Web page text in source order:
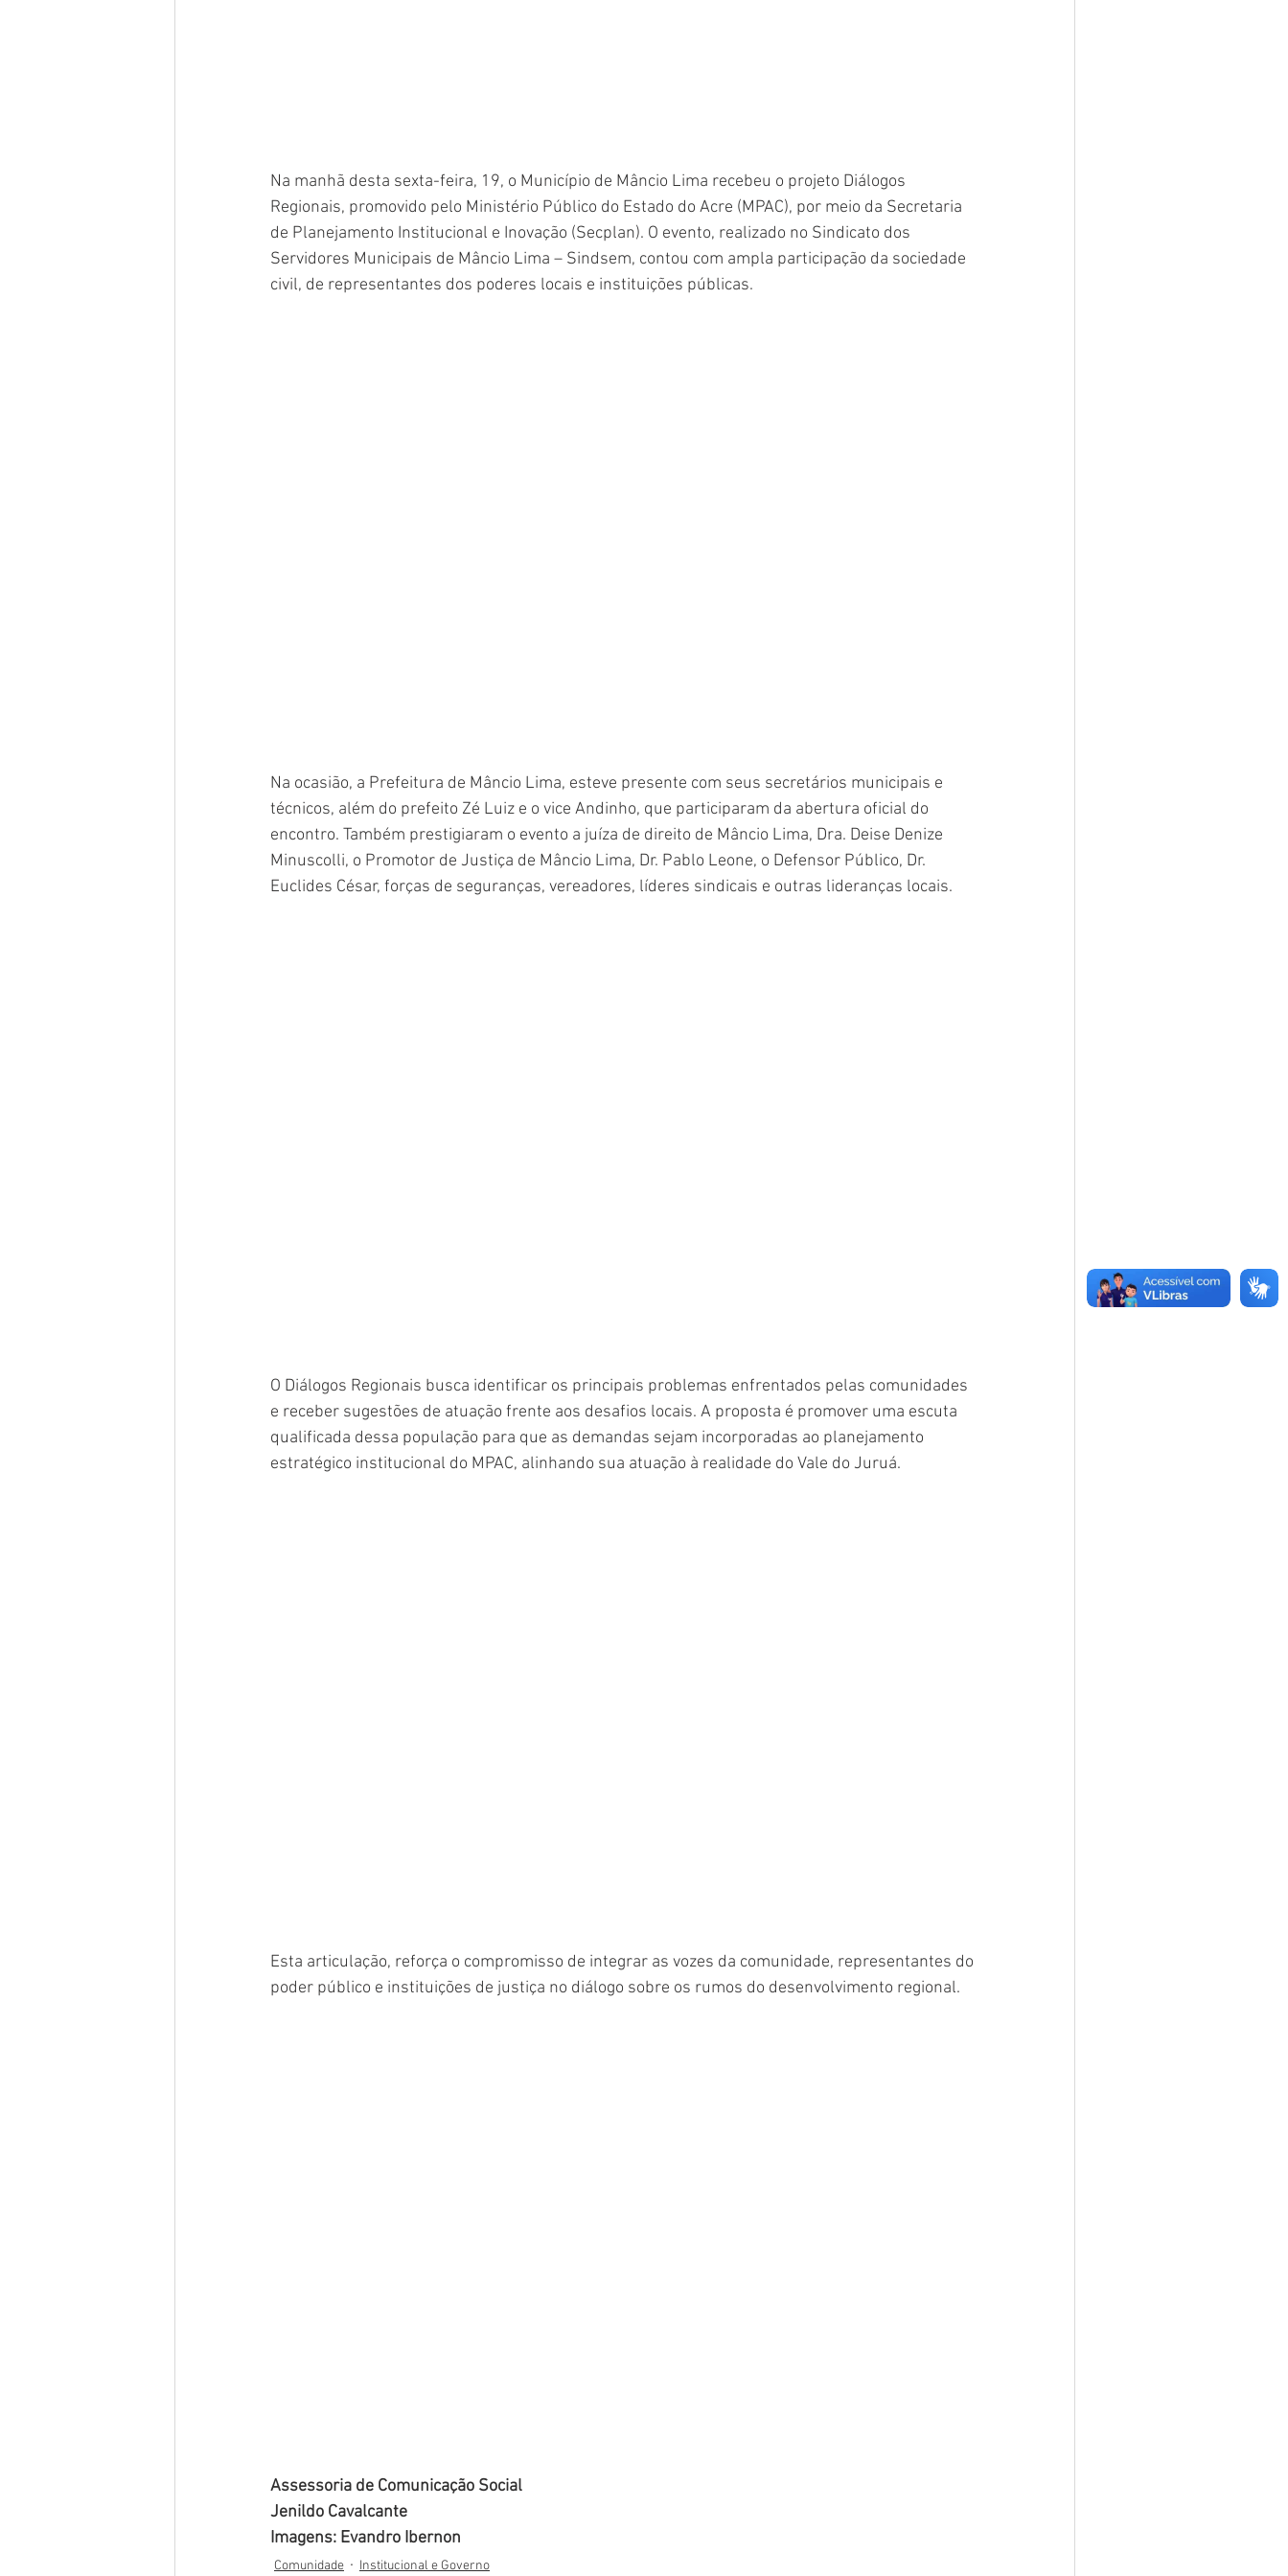
Na manhã desta sexta-feira, 19, o Município de Mâncio Lima recebeu o projeto Diálogos
Regionais, promovido pelo Ministério Público do Estado do Acre (MPAC), por meio da Secretaria
de Planejamento Institucional e Inovação (Secplan). O evento, realizado no Sindicato dos
Servidores Municipais de Mâncio Lima – Sindsem, contou com ampla participação da sociedade
civil, de representantes dos poderes locais e instituições públicas.
Na ocasião, a Prefeitura de Mâncio Lima, esteve presente com seus secretários municipais e
técnicos, além do prefeito Zé Luiz e o vice Andinho, que participaram da abertura oficial do
encontro. Também prestigiaram o evento a juíza de direito de Mâncio Lima, Dra. Deise Denize
Minuscolli, o Promotor de Justiça de Mâncio Lima, Dr. Pablo Leone, o Defensor Público, Dr.
Euclides César, forças de seguranças, vereadores, líderes sindicais e outras lideranças locais.
O Diálogos Regionais busca identificar os principais problemas enfrentados pelas comunidades
e receber sugestões de atuação frente aos desafios locais. A proposta é promover uma escuta
qualificada dessa população para que as demandas sejam incorporadas ao planejamento
estratégico institucional do MPAC, alinhando sua atuação à realidade do Vale do Juruá.
Esta articulação, reforça o compromisso de integrar as vozes da comunidade, representantes do
poder público e instituições de justiça no diálogo sobre os rumos do desenvolvimento regional.
Assessoria de Comunicação Social
Jenildo Cavalcante
Imagens: Evandro Ibernon
Comunidade Institucional e Governo